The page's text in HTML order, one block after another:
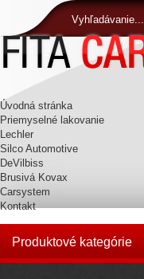
Vyhľadávanie...
Úvodná stránka
Priemyselné lakovanie
Lechler
Silco Automotive
DeVilbiss
Brusivá Kovax
Carsystem
Kontakt
Produktové kategórie